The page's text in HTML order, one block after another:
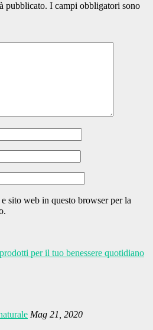
pubblicato. I campi obbligatori sono
sito web in questo browser per la
Mag 21, 2020